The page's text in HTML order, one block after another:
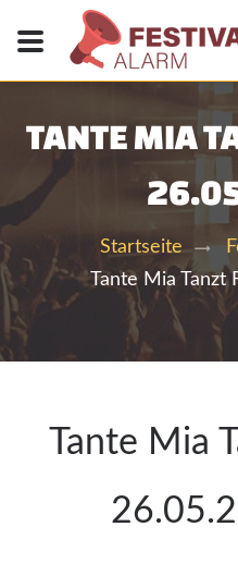
TANTE MIA
Startseite
Tante Mia Tanzt
Tante Mia